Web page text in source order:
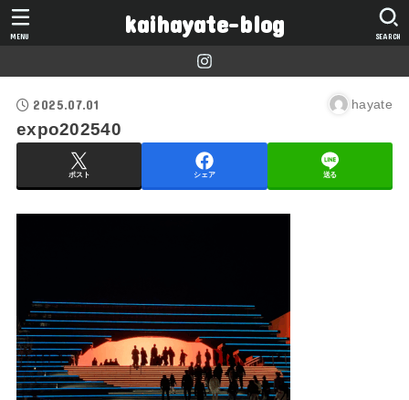
kaihayate-blog SEARCH
MENU
2025.07.01 hayate
expo202540
ポスト シェア 送る